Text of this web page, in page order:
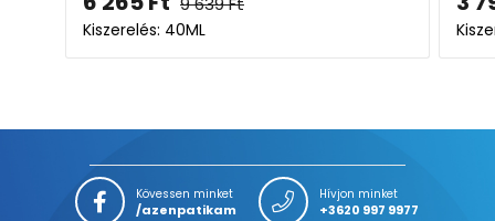
Kiszerelés: 40ML
Kövessen minket
/azenpatikam
Hívjon minket
+3620 997 9977